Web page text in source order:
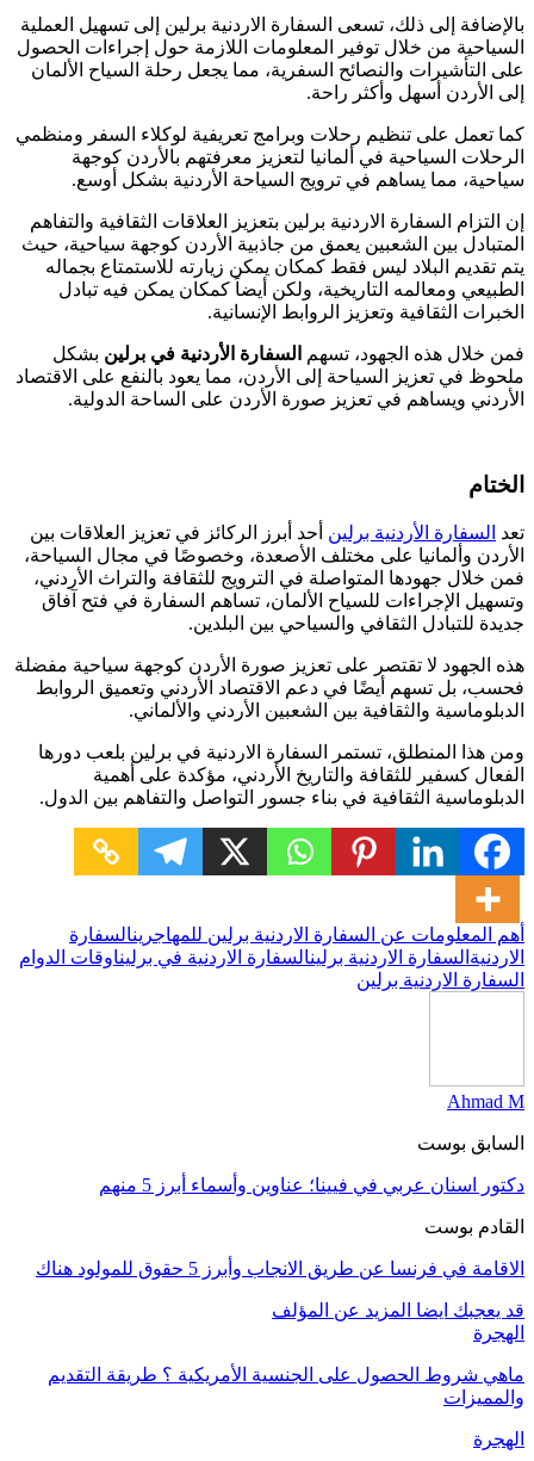
بالإضافة إلى ذلك، تسعى السفارة الاردنية برلين إلى تسهيل العملية
السياحية من خلال توفير المعلومات اللازمة حول إجراءات الحصول
على التأشيرات والنصائح السفرية، مما يجعل رحلة السياح الألمان
إلى الأردن أسهل وأكثر راحة.
كما تعمل على تنظيم رحلات وبرامج تعريفية لوكلاء السفر ومنظمي
الرحلات السياحية في ألمانيا لتعزيز معرفتهم بالأردن كوجهة
سياحية، مما يساهم في ترويج السياحة الأردنية بشكل أوسع.
إن التزام السفارة الاردنية برلين بتعزيز العلاقات الثقافية والتفاهم
المتبادل بين الشعبين يعمق من جاذبية الأردن كوجهة سياحية، حيث
يتم تقديم البلاد ليس فقط كمكان يمكن زيارته للاستمتاع بجماله
الطبيعي ومعالمه التاريخية، ولكن أيضاً كمكان يمكن فيه تبادل
الخبرات الثقافية وتعزيز الروابط الإنسانية.
فمن خلال هذه الجهود، تسهم السفارة الأردنية في برلين بشكل
ملحوظ في تعزيز السياحة إلى الأردن، مما يعود بالنفع على الاقتصاد
الأردني ويساهم في تعزيز صورة الأردن على الساحة الدولية.
الختام
تعد السفارة الأردنية برلين أحد أبرز الركائز في تعزيز العلاقات بين
الأردن وألمانيا على مختلف الأصعدة، وخصوصًا في مجال السياحة،
فمن خلال جهودها المتواصلة في الترويج للثقافة والتراث الأردني،
وتسهيل الإجراءات للسياح الألمان، تساهم السفارة في فتح آفاق
جديدة للتبادل الثقافي والسياحي بين البلدين.
هذه الجهود لا تقتصر على تعزيز صورة الأردن كوجهة سياحية مفضلة
فحسب، بل تسهم أيضًا في دعم الاقتصاد الأردني وتعميق الروابط
الدبلوماسية والثقافية بين الشعبين الأردني والألماني.
ومن هذا المنطلق، تستمر السفارة الاردنية في برلين بلعب دورها
الفعال كسفير للثقافة والتاريخ الأردني، مؤكدة على أهمية
الدبلوماسية الثقافية في بناء جسور التواصل والتفاهم بين الدول.
أهم المعلومات عن السفارة الاردنية برلين للمهاجرينالسفارة
الاردنية السفارة الاردنية برلينالسفارة الاردنية في برليناوقات الدوام
السفارة الاردنية برلين
Ahmad M
السابق بوست
دكتور اسنان عربي في فيينا؛ عناوين وأسماء أبرز 5 منهم
القادم بوست
الاقامة في فرنسا عن طريق الانجاب وأبرز 5 حقوق للمولود هناك
قد يعجبك ايضا المزيد عن المؤلف
الهجرة
ماهي شروط الحصول على الجنسية الأمريكية ؟ طريقة التقديم
والمميزات
الهجرة